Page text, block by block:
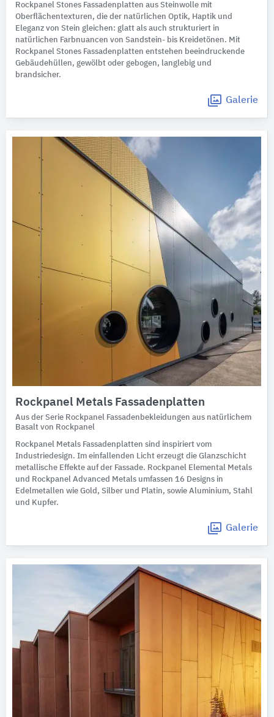
Rockpanel Stones Fassadenplatten aus Steinwolle mit
Oberflächentexturen, die der natürlichen Optik, Haptik und
Eleganz von Stein gleichen: glatt als auch strukturiert in
natürlichen Farbnuancen von Sandstein- bis Kreidetönen. Mit
Rockpanel Stones Fassadenplatten entstehen beeindruckende
Gebäudehüllen, gewölbt oder gebogen, langlebig und
brandsicher.
Galerie
Rockpanel Metals Fassadenplatten
Aus der Serie Rockpanel Fassadenbekleidungen aus natürlichem
Basalt von Rockpanel
Rockpanel Metals Fassadenplatten sind inspiriert vom
Industriedesign. Im einfallenden Licht erzeugt die Glanzschicht
metallische Effekte auf der Fassade. Rockpanel Elemental Metals
und Rockpanel Advanced Metals umfassen 16 Designs in
Edelmetallen wie Gold, Silber und Platin, sowie Aluminium, Stahl
und Kupfer.
Galerie